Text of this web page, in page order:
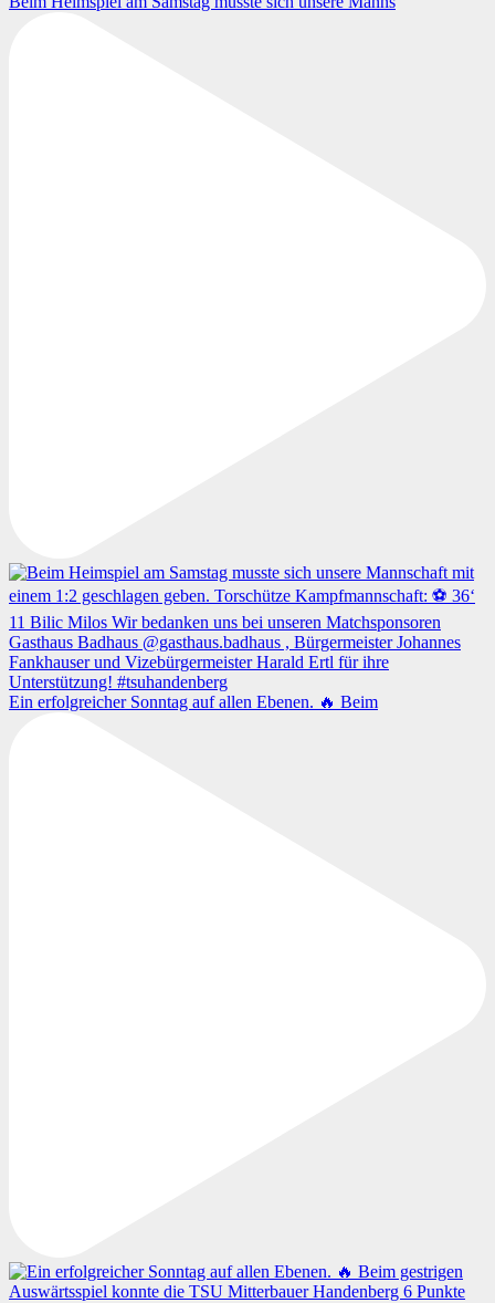
Ein erfolgreicher Sonntag auf allen Ebenen. 🔥 Beim